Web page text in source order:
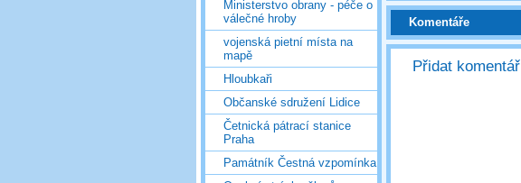
Ministerstvo obrany - péče o
válečné hroby
vojenská pietní místa na
mapě
Hloubkaři
Občanské sdružení Lidice
Četnická pátrací stanice
Praha
Památník Čestná vzpomínka
Komentáře
Přidat komentář